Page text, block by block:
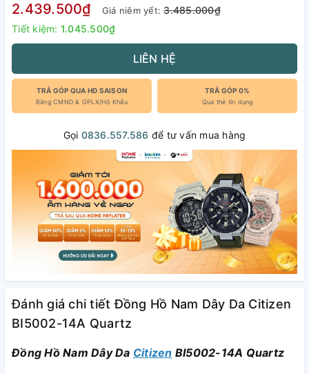
2.439.500₫ Giá niêm yết:3.485.000₫
Tiết kiệm: 1.045.500₫
LIÊN HỆ
TRẢ GÓP QUA HD SAISON
Bằng CMND & GPLX/Hộ Khẩu
TRẢ GÓP 0%
Qua thẻ tín dụng
Gọi 0836.557.586 để tư vấn mua hàng
Đánh giá chi tiết Đồng Hồ Nam Dây Da Citizen
BI5002-14A Quartz
Đồng Hồ Nam Dây Da Citizen BI5002-14A Quartz